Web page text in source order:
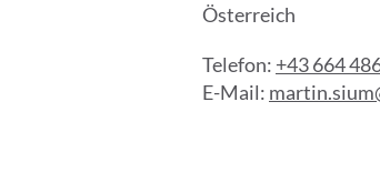
Österreich
Telefon: +43 664
E-Mail: